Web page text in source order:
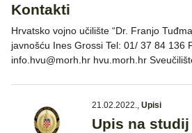
Kontakti
Hrvatsko vojno učilište “Dr. Franjo
javnošću Ines Grossi Tel: 01/ 37 84 136
info.hvu@morh.hr hvu.morh.hr
21.02.2022., Upisi
Upis na studij